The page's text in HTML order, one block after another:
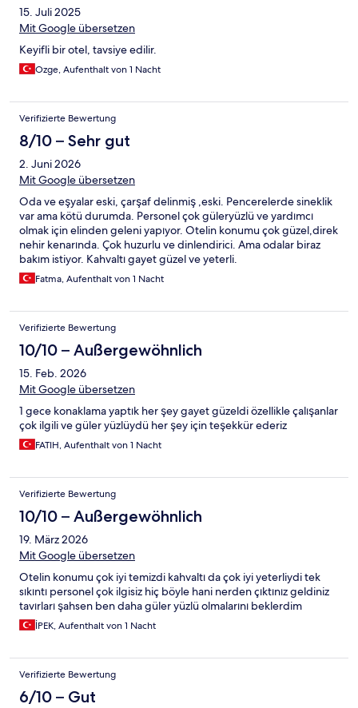
15. Juli 2025
Mit Google übersetzen
Keyifli bir otel, tavsiye edilir.
Ozge, Aufenthalt von 1 Nacht
Verifizierte Bewertung
8/10 – Sehr gut
2. Juni 2026
Mit Google übersetzen
Oda ve eşyalar eski, çarşaf delinmiş ,eski. Pencerelerde sineklik
var ama kötü durumda. Personel çok güleryüzlü ve yardımcı
olmak için elinden geleni yapıyor. Otelin konumu çok güzel,direk
nehir kenarında. Çok huzurlu ve dinlendirici. Ama odalar biraz
bakım istiyor. Kahvaltı gayet güzel ve yeterli.
Fatma, Aufenthalt von 1 Nacht
Verifizierte Bewertung
10/10 – Außergewöhnlich
15. Feb. 2026
Mit Google übersetzen
1 gece konaklama yaptık her şey gayet güzeldi özellikle çalışanlar
çok ilgili ve güler yüzlüydü her şey için teşekkür ederiz
FATIH, Aufenthalt von 1 Nacht
Verifizierte Bewertung
10/10 – Außergewöhnlich
19. März 2026
Mit Google übersetzen
Otelin konumu çok iyi temizdi kahvaltı da çok iyi yeterliydi tek
sıkıntı personel çok ilgisiz hiç böyle hani nerden çıktınız geldiniz
tavırları şahsen ben daha güler yüzlü olmalarını beklerdim
İPEK, Aufenthalt von 1 Nacht
Verifizierte Bewertung
6/10 – Gut